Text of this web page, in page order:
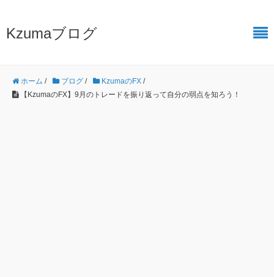
Kzumaブログ
ホーム / ブログ / KzumaのFX /
【KzumaのFX】9月のトレードを振り返って自分の弱点を知ろう！